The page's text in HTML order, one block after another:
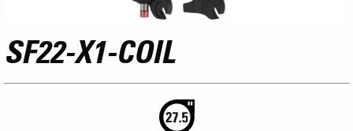
SF22-X1-COIL